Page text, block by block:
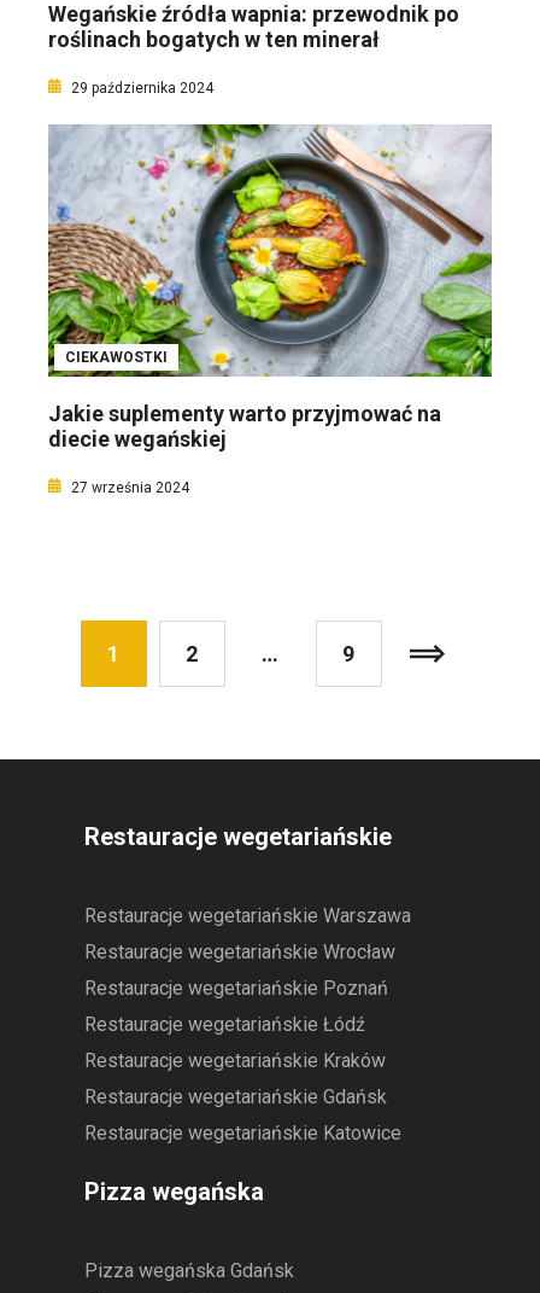
Wegańskie źródła wapnia: przewodnik po
roślinach bogatych w ten minerał
29 października 2024
CIEKAWOSTKI
Jakie suplementy warto przyjmować na
diecie wegańskiej
27 września 2024
1 2 … 9
Restauracje wegetariańskie
Restauracje wegetariańskie Warszawa
Restauracje wegetariańskie Wrocław
Restauracje wegetariańskie Poznań
Restauracje wegetariańskie Łódź
Restauracje wegetariańskie Kraków
Restauracje wegetariańskie Gdańsk
Restauracje wegetariańskie Katowice
Pizza wegańska
Pizza wegańska Gdańsk